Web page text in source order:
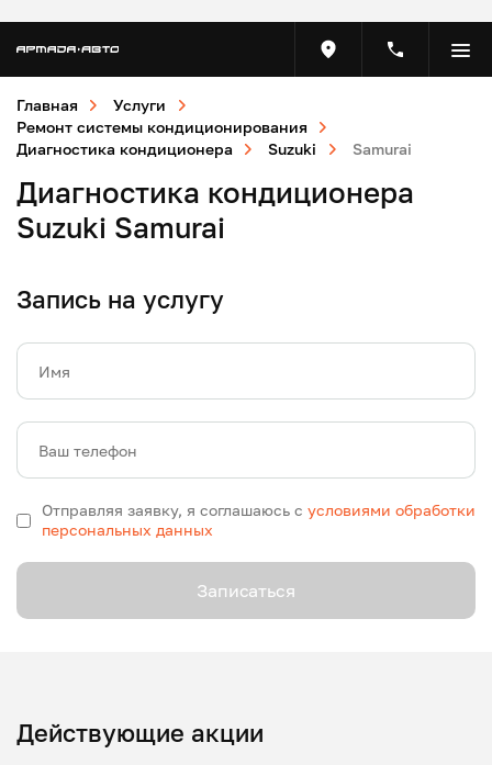
Главная
Услуги
Ремонт системы кондиционирования
Диагностика кондиционера
Suzuki Samurai
Диагностика кондиционера
Suzuki Samurai
Запись на услугу
Имя
Ваш телефон
Отправляя заявку, я соглашаюсь с условиями обработки
персональных данных
Записаться
Действующие акции